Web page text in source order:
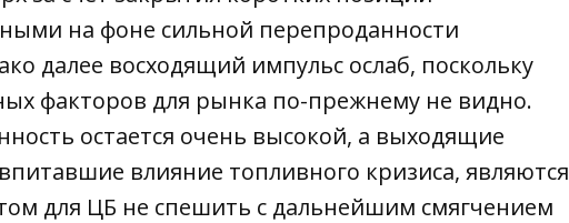
на фоне сильной перепроданности
далее восходящий импульс ослаб, поскольку
факторов для рынка по-прежнему не видно.
остается очень высокой, а выходящие
влияние топливного кризиса, являются
для ЦБ не спешить с дальнейшим смягчением